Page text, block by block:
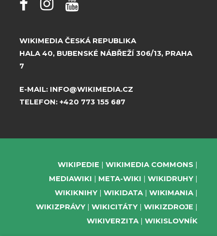
WIKIMEDIA ČESKÁ REPUBLIKA
HALA 40, BUBENSKÉ NÁBŘEŽÍ 306/13, PRAHA
7
E-MAIL: INFO@WIKIMEDIA.CZ
TELEFON: +420 773 155 687
WIKIPEDIE
WIKIMEDIA COMMONS
MEDIAWIKI
META-WIKI
WIKIDRUHY
WIKIKNIHY
WIKIDATA
WIKIMANIA
WIKIZPRÁVY
WIKICITÁTY
WIKIZDROJE
WIKIVERZITA
WIKISLOVNÍK